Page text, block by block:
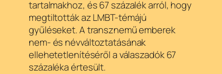
tartalmakhoz, és 67 százalék arról, hogy
megtiltották az LMBT-témájú
gyűléseket. A transznemű emberek
nem- és névváltoztatásának
ellehetetlenítéséről a válaszadók 67
százaléka értesült.